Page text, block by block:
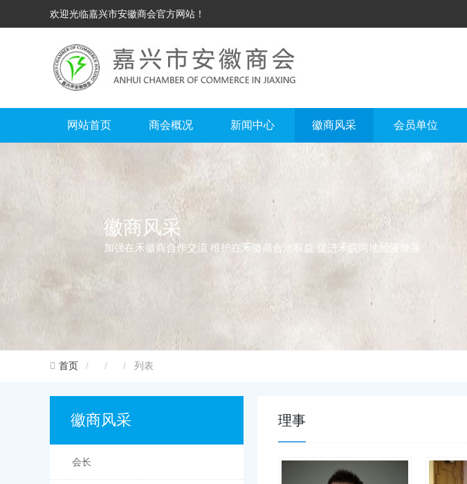
欢迎光临嘉兴市安徽商会官方网站！
网站首页 商会概况 新闻中心 徽商风采 会员单位
徽商风采
加强在禾徽商合作交流 维护在禾徽商合法权益 促进禾皖两地经济发展
首页 列表
徽商风采
会长
理事